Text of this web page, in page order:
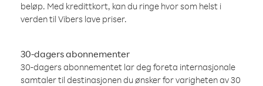
beløp. Med kredittkort, kan du ringe hvor som helst i
verden til Vibers lave priser.
30-dagers abonnementer
30-dagers abonnementet lar deg foreta internasjonale
samtaler til destinasjonen du ønsker for varigheten av 30